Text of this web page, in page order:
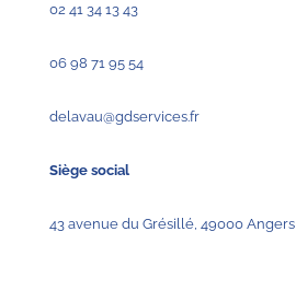
02 41 34 13 43
06 98 71 95 54
delavau@gdservices.fr
Siège social
43 avenue du Grésillé, 49000 Angers